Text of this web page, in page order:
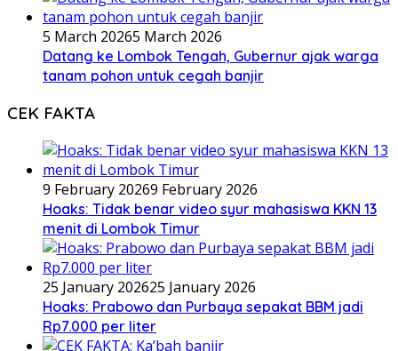
5 March 20265 March 2026
Datang ke Lombok Tengah, Gubernur ajak warga
tanam pohon untuk cegah banjir
CEK FAKTA
9 February 20269 February 2026
Hoaks: Tidak benar video syur mahasiswa KKN 13
menit di Lombok Timur
25 January 202625 January 2026
Hoaks: Prabowo dan Purbaya sepakat BBM jadi
Rp7.000 per liter